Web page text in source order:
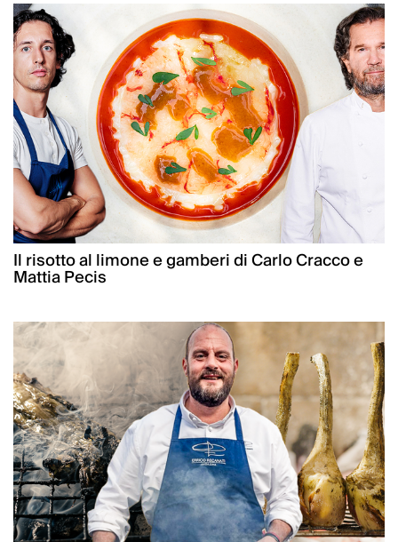
Il risotto al limone e gamberi di Carlo Cracco e
Mattia Pecis